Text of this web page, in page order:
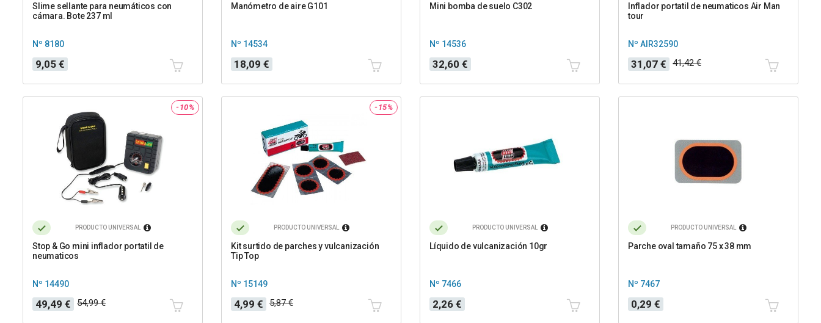
Slime sellante para neumáticos con
cámara. Bote 237 ml
Nº 8180
Precio
9,05 €
Manómetro de aire G101
Nº 14534
Precio
18,09 €
Mini bomba de suelo C302
Nº 14536
Precio
32,60 €
Inflador portatil de neumaticos Air Man
tour
Nº AIR32590
Precio
31,07 €
Precio
base
41,42 €
-10%
PRODUCTO UNIVERSAL
Stop & Go mini inflador portatil de
neumaticos
Nº 14490
Precio
49,49 €
Precio
base
54,99 €
-15%
PRODUCTO UNIVERSAL
Kit surtido de parches y vulcanización
Tip Top
Nº 15149
Precio
4,99 €
Precio
base
5,87 €
PRODUCTO UNIVERSAL
Líquido de vulcanización 10gr
Nº 7466
Precio
2,26 €
PRODUCTO UNIVERSAL
Parche oval tamaño 75 x 38 mm
Nº 7467
Precio
0,29 €